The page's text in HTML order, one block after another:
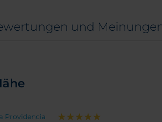
und
Providencia